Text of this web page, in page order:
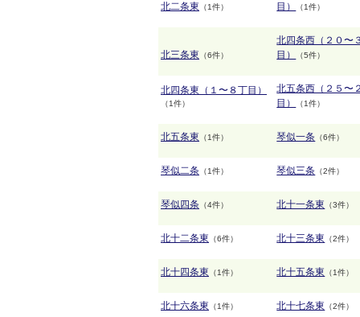
北二条東 （1件）
目）
（1件）
北三条東 （6件）
北四条西（２０〜
目）
（5件）
北四条東（１〜８丁目）
（1件）
北五条西（２５〜
目）
（1件）
北五条東 （1件） 琴似一条 （6件）
琴似二条 （1件） 琴似三条 （2件）
琴似四条 （4件） 北十一条東 （3件）
北十二条東 （6件） 北十三条東 （2件）
北十四条東 （1件） 北十五条東 （1件）
北十六条東 （1件） 北十七条東 （2件）